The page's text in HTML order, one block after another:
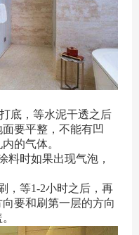
底，等水泥干透之后
要平整，不能有凹
的气体。
料时如果出现气泡，
，等1-2小时之后，再
要和刷第一层的方向